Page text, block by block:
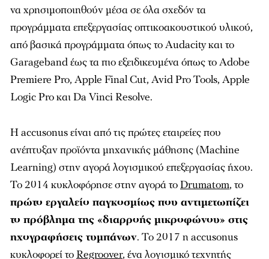
να χρησιμοποιηθούν μέσα σε όλα σχεδόν τα
προγράμματα επεξεργασίας οπτικοακουστικού υλικού,
από βασικά προγράμματα όπως το Audacity και το
Garageband έως τα πιο εξειδικευμένα όπως το Adobe
Premiere Pro, Apple Final Cut, Avid Pro Tools, Apple
Logic Pro και Da Vinci Resolve.
Η accusonus είναι από τις πρώτες εταιρείες που
ανέπτυξαν προϊόντα μηχανικής μάθησης (Machine
Learning) στην αγορά λογισμικού επεξεργασίας ήχου.
Το 2014 κυκλοφόρησε στην αγορά τοDrumatom, το
πρώτο εργαλείο παγκοσμίως που αντιμετωπίζει
το πρόβλημα της «διαρροής μικροφώνου» στις
ηχογραφήσεις τυμπάνων. Το 2017 η accusonus
κυκλοφορεί το Regroover, ένα λογισμικό τεχνητής